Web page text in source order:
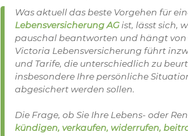
Was aktuell das beste Vorgehen für
Lebensversicherung AGist, lässt sich,
pauschal beantworten und hängt
Victoria Lebensversicherung führt
und Tarife, die unterschiedlich zu
insbesondere Ihre persönliche
abgesichert werden sollen.
Die Frage, ob Sie Ihre Lebens- oder
kündigen, verkaufen, widerrufen,